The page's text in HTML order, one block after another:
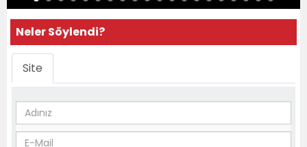
Neler Söylendi?
Site